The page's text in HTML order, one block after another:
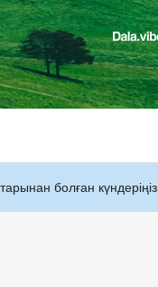
болған күндеріңіз